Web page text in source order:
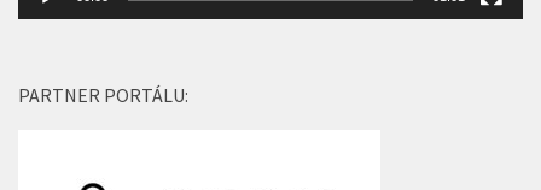
PARTNER PORTÁLU: